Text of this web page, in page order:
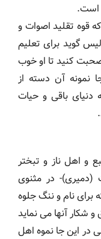
است.
قوه تقلید اصوات و
گوید برای تعلیم
کنید تا او خوب
نمونه آن دسته از
باقی و حیات
و اهل ناز و تبختر
در مثنوی
برای نام و ننگ جلوه
آنها می نماید
در این جا نموه اهل